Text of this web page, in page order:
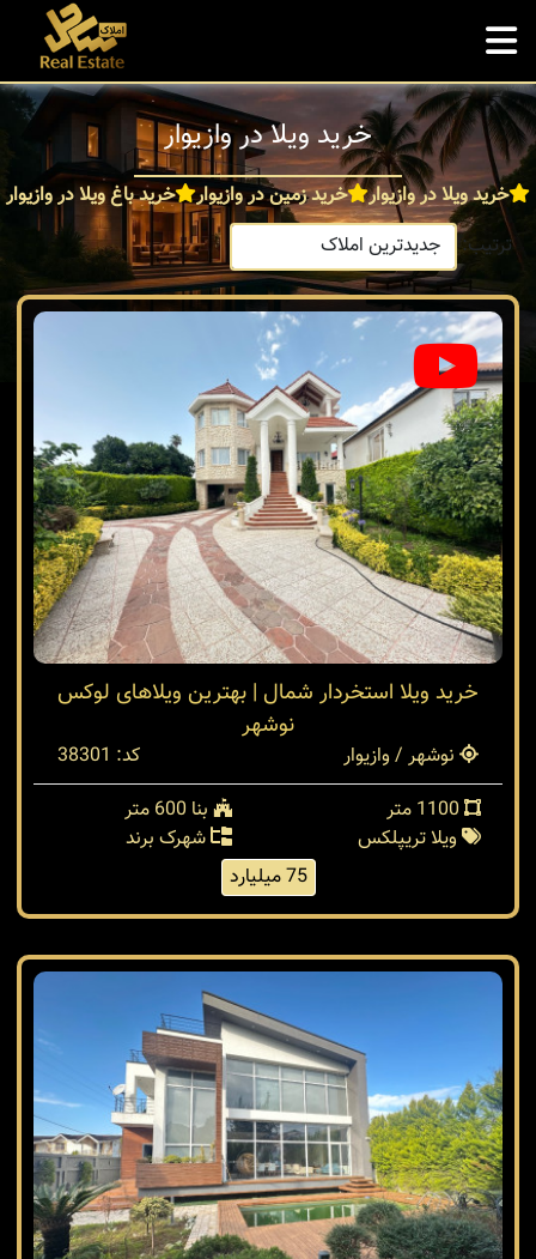
خرید ویلا در وازیوار
خرید ویلا در وازیوار خرید زمین در وازیوار
خرید باغ ویلا در وازیوار
ترتیب:
خرید ویلا استخردار شمال | بهترین ویلاهای لوکس
نوشهر
نوشهر / وازیوار
کد: 38301
بنا 600 متر
ویلا تریپلکس
شهرک برند
75 میلیارد